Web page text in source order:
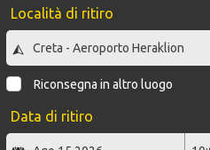
Località di ritiro
Riconsegna in altro luogo
Data di ritiro